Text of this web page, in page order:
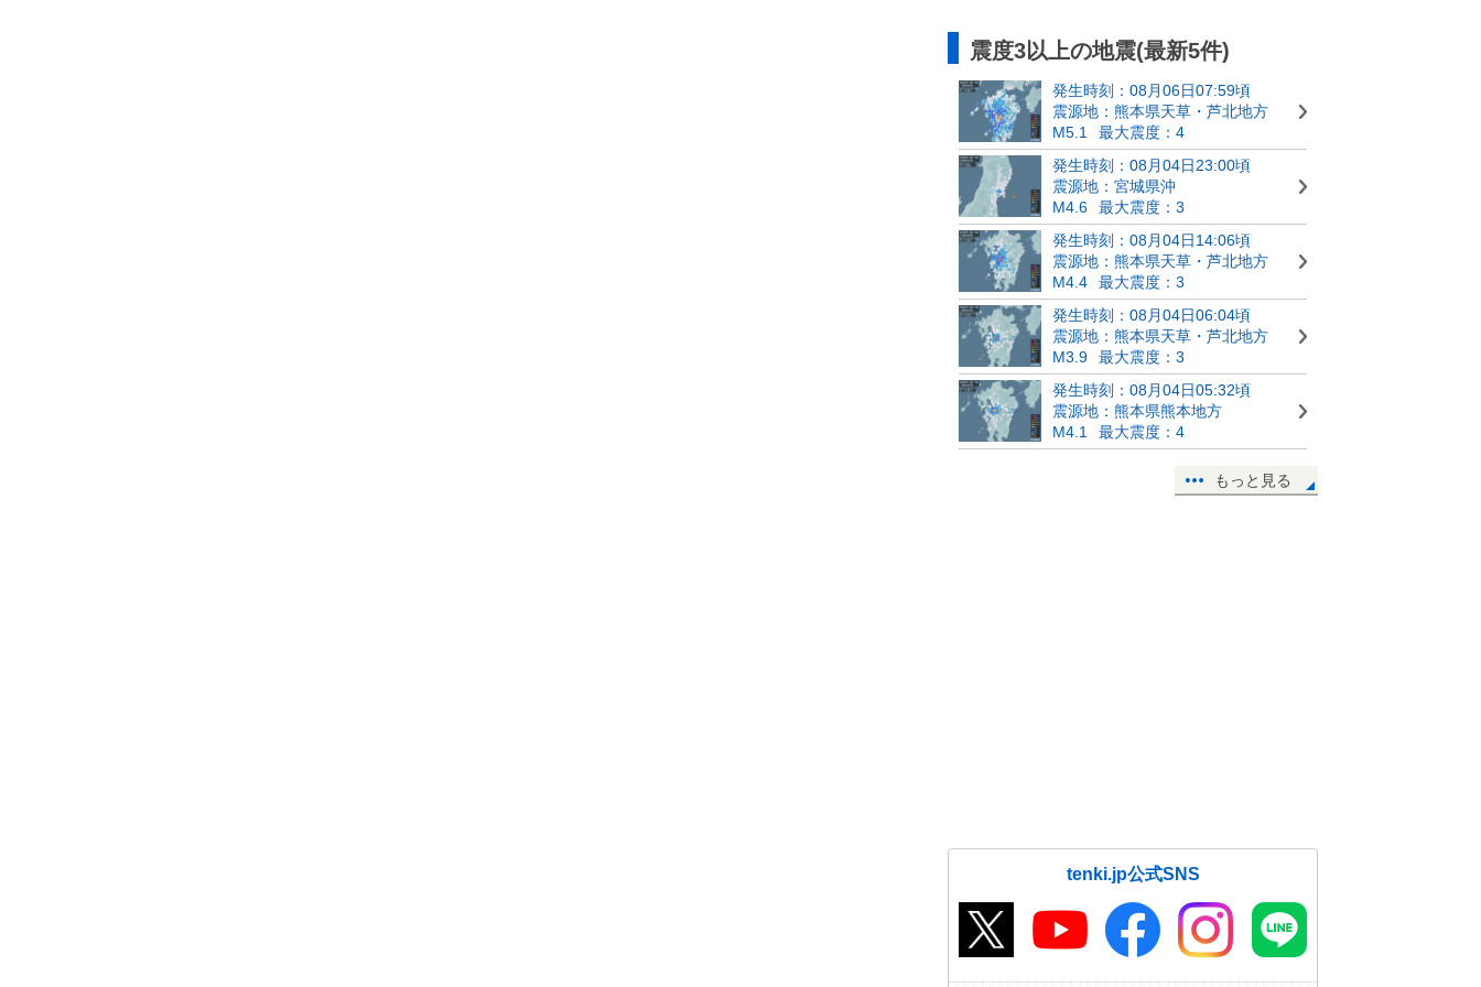
震度3以上の地震(最新5件)
発生時刻：08月06日07:59頃
震源地：熊本県天草・芦北地方
M5.1
最大震度：4
発生時刻：08月04日23:00頃
震源地：宮城県沖
M4.6
最大震度：3
発生時刻：08月04日14:06頃
震源地：熊本県天草・芦北地方
M4.4
最大震度：3
発生時刻：08月04日06:04頃
震源地：熊本県天草・芦北地方
M3.9
最大震度：3
発生時刻：08月04日05:32頃
震源地：熊本県熊本地方
M4.1
最大震度：4
もっと見る
tenki.jp公式SNS